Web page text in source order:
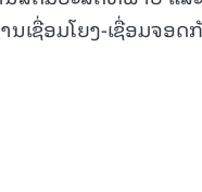
ຊື່ອມໂຍງ-ເຊື່ອມຈອດ